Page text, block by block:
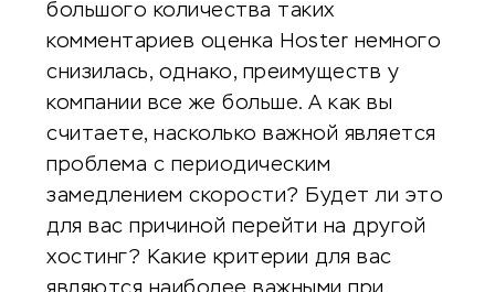
большого количества таких
комментариев оценка Hoster немного
снизилась, однако, преимуществ у
компании все же больше. А как вы
считаете, насколько важной является
проблема с периодическим
замедлением скорости? Будет ли это
для вас причиной перейти на другой
хостинг? Какие критерии для вас